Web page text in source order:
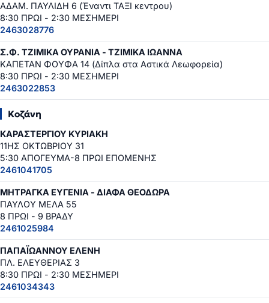
ΑΔΑΜ. ΠΑΥΛΙΔΗ 6 (Έναντι ΤΑΞΙ κεντρου)
8:30 ΠΡΩΙ - 2:30 ΜΕΣΗΜΕΡΙ
2463028776
Σ.Φ. ΤΖΙΜΙΚΑ ΟΥΡΑΝΙΑ - ΤΖΙΜΙΚΑ ΙΩΑΝΝΑ
ΚΑΠΕΤΑΝ ΦΟΥΦΑ 14 (Δίπλα στα Αστικά Λεωφορεία)
8:30 ΠΡΩΙ - 2:30 ΜΕΣΗΜΕΡΙ
2463022853
Κοζάνη
ΚΑΡΑΣΤΕΡΓΙΟΥ ΚΥΡΙΑΚΗ
11ΗΣ ΟΚΤΩΒΡΙΟΥ 31
5:30 ΑΠΟΓΕΥΜΑ-8 ΠΡΩΙ ΕΠΟΜΕΝΗΣ
2461041705
ΜΗΤΡΑΓΚΑ ΕΥΓΕΝΙΑ - ΔΙΑΦΑ ΘΕΟΔΩΡΑ
ΠΑΥΛΟΥ ΜΕΛΑ 55
8 ΠΡΩΙ - 9 ΒΡΑΔΥ
2461025984
ΠΑΠΑΪΩΑΝΝΟΥ ΕΛΕΝΗ
ΠΛ. ΕΛΕΥΘΕΡΙΑΣ 3
8:30 ΠΡΩΙ - 2:30 ΜΕΣΗΜΕΡΙ
2461034343